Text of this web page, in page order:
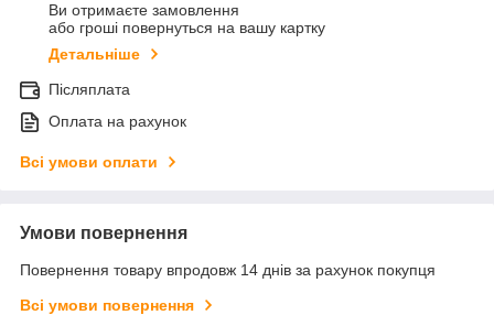
Ви отримаєте замовлення
або гроші повернуться на вашу картку
Детальніше
Післяплата
Оплата на рахунок
Всі умови оплати
Умови повернення
Повернення товару впродовж 14 днів за рахунок покупця
Всі умови повернення